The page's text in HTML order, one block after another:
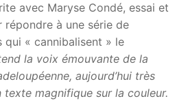
avec Maryse Condé, essai et
répondre à une série de
qui « cannibalisent » le
la voix émouvante de la
aujourd’hui très
texte magnifique sur la couleur.